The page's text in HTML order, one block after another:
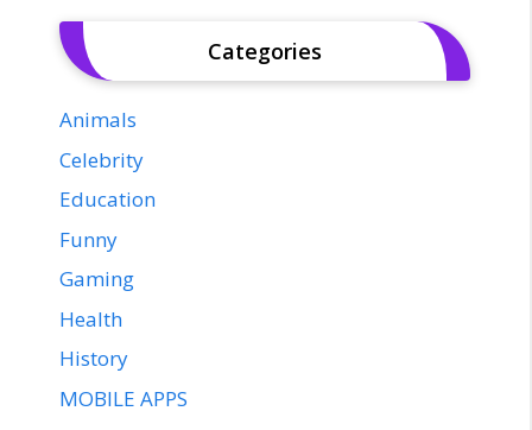
Categories
Animals
Celebrity
Education
Funny
Gaming
Health
History
MOBILE APPS